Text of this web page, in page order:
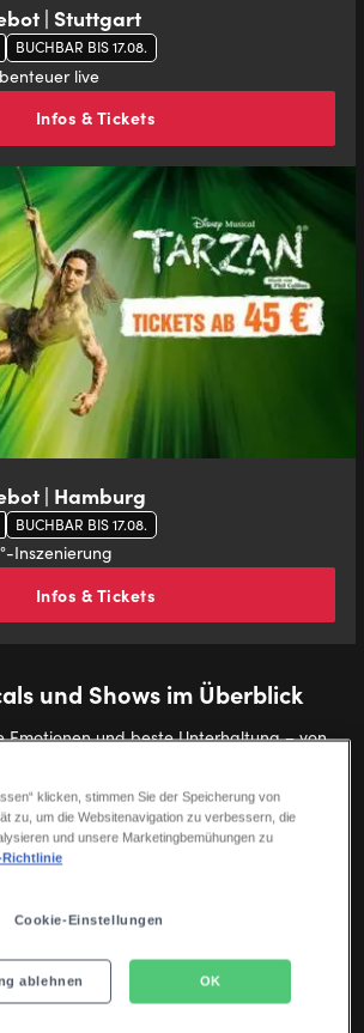
| Stuttgart
BUCHBAR BIS 17.08.
live
Infos & Tickets
| Hamburg
BUCHBAR BIS 17.08.
Inszenierung
Infos & Tickets
und Shows im Überblick
Emotionen und beste Unterhaltung – von
STUTTGART
klicken, stimmen Sie der Speicherung von
zu, um die Websitenavigation zu verbessern, die
und unsere Marketingbemühungen zu
Richtlinie
Cookie-Einstellungen
ablehnen OK